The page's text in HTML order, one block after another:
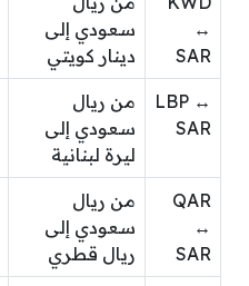
↔
SAR
سعودي إلى
دينار كويتي
LBP ↔
SAR
من ريال
سعودي إلى
ليرة لبنانية
QAR
↔
SAR
من ريال
سعودي إلى
ريال قطري